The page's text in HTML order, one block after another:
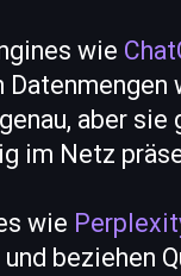
wie
aber sie
im Netz
wie
beziehen